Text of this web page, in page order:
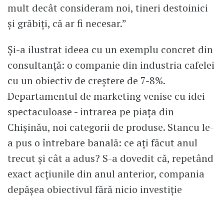
mult decât consideram noi, tineri destoinici
și grăbiți, că ar fi necesar.”
Și-a ilustrat ideea cu un exemplu concret din
consultanță: o companie din industria cafelei
cu un obiectiv de creștere de 7-8%.
Departamentul de marketing venise cu idei
spectaculoase - intrarea pe piața din
Chișinău, noi categorii de produse. Stancu le-
a pus o întrebare banală: ce ați făcut anul
trecut și cât a adus? S-a dovedit că, repetând
exact acțiunile din anul anterior, compania
depășea obiectivul fără nicio investiție